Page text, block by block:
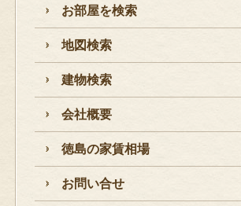
お部屋を検索
地図検索
建物検索
会社概要
徳島の家賃相場
お問い合せ